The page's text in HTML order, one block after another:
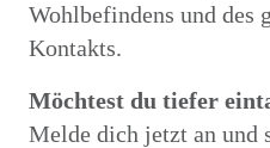
Wohlbefindens und des
Kontakts.
Möchtest du tiefer
Melde dich jetzt an und